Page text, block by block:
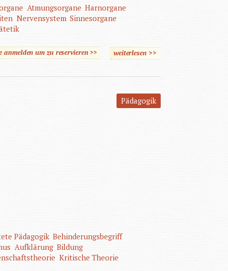
Atmungsorgane Harnorgane
Nervensystem Sinnesorgane
anmelden um zu reservieren >> weiterlesenüber Krankenpflegehilfe
>>
Pädagogik
Pädagogik Behinderungsbegriff
Aufklärung Bildung
Kritische Theorie